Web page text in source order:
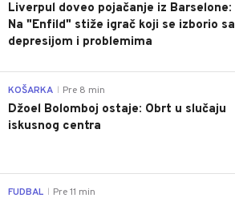
Liverpul doveo pojačanje iz Barselone:
Na "Enfild" stiže igrač koji se izborio sa
depresijom i problemima
KOŠARKA Pre 8 min
Džoel Bolomboj ostaje: Obrt u slučaju
iskusnog centra
FUDBAL Pre 11 min